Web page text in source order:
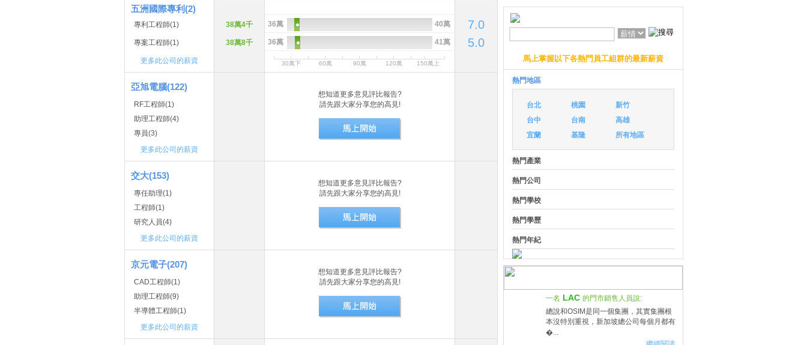
五洲國際專利(2)
專利工程師(1) 38萬4千 36萬 40萬 7.0
專案工程師(1) 38萬8千 36萬 41萬 5.0
更多此公司的薪資 30萬下 60萬 90萬 120萬 150萬上
亞旭電腦(122)
想知道更多意見評比報告?
請先跟大家分享您的高見!
RF工程師(1)
助理工程師(4)
專員(3)
更多此公司的薪資
交大(153)
想知道更多意見評比報告?
請先跟大家分享您的高見!
專任助理(1)
工程師(1)
研究人員(4)
更多此公司的薪資
京元電子(207)
想知道更多意見評比報告?
請先跟大家分享您的高見!
CAD工程師(1)
助理工程師(9)
半導體工程師(1)
更多此公司的薪資
馬上掌握以下各熱門員工組群的最新薪資
熱門地區
台北 桃園
新竹
台中
台南
高雄
宜蘭
基隆 所有地區
熱門產業
熱門公司
熱門學校
熱門學歷
熱門年紀
一名 LAC 的門市銷售人員說:
總說和OSIM是同一個集團，其實集團根
本沒特別重視，新加坡總公司每個月都有
�...